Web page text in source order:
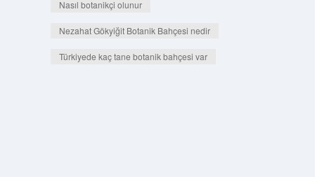
Nasıl botanikçi olunur
Nezahat Gökyiğit Botanik Bahçesi nedir
Türkiyede kaç tane botanik bahçesi var